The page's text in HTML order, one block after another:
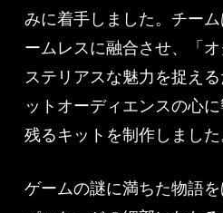
みに着手しました。チー
ームレスに融合させ、「
ステリアスな魅力を捉え
ットオーディエンスの心
残るキットを制作しました
ゲームの謎に満ちた物語